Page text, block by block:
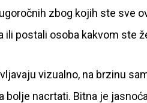
zbog kojih ste sve
ili postali osoba kakvom ste
vizualno, na brzinu
bolje nacrtati. Bitna je